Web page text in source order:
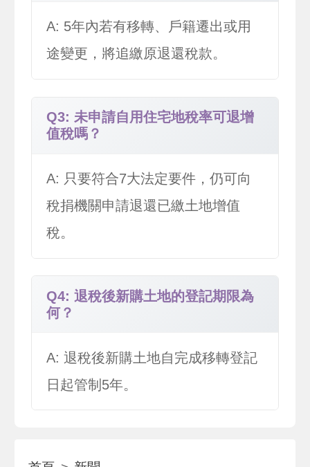
A: 5年內若有移轉、戶籍遷出或用
途變更，將追繳原退還稅款。
Q3: 未申請自用住宅地稅率可退增
值稅嗎？
A: 只要符合7大法定要件，仍可向
稅捐機關申請退還已繳土地增值
稅。
Q4: 退稅後新購土地的登記期限為
何？
A: 退稅後新購土地自完成移轉登記
日起管制5年。